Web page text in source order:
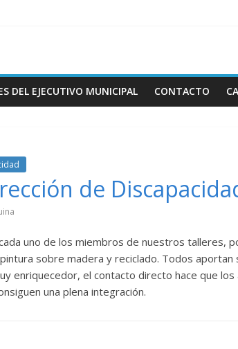
DEL EJECUTIVO MUNICIPAL CONTACTO
de
uno de los miembros de nuestros talleres,
sobre madera y reciclado. Todos aportan
enriquecedor, el contacto directo hace que
una plena integración.